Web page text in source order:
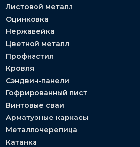
Листовой металл
Оцинковка
Нержавейка
Цветной металл
Профнастил
Кровля
Сэндвич-панели
Гофрированный лист
Винтовые сваи
Арматурные каркасы
Металлочерепица
Катанка